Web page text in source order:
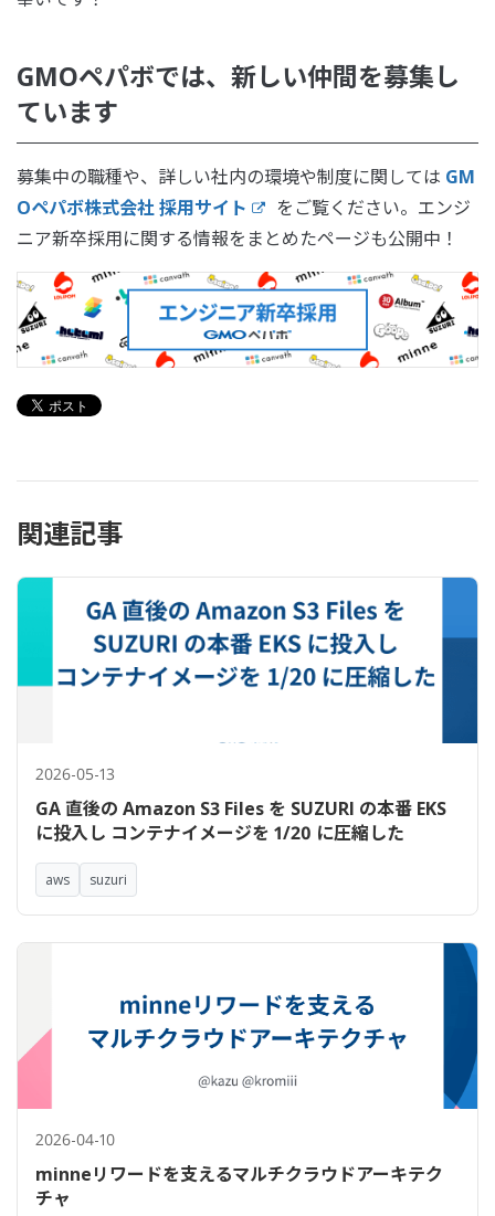
GMOペパボでは、新しい仲間を募集し
ています
募集中の職種や、詳しい社内の環境や制度に関しては GM
Oペパボ株式会社 採用サイト
をご覧ください。エンジ
ニア新卒採用に関する情報をまとめたページも公開中！
関連記事
2026-05-13
GA 直後の Amazon S3 Files を SUZURI の本番 EKS
に投入し コンテナイメージを 1/20 に圧縮した
aws suzuri
2026-04-10
minneリワードを支えるマルチクラウドアーキテク
チャ